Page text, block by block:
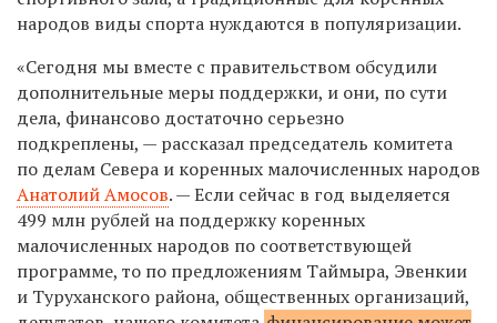
народов виды спорта нуждаются в популяризации.
«Сегодня мы вместе с правительством обсудили
дополнительные меры поддержки, и они, по сути
дела, финансово достаточно серьезно
подкреплены, — рассказал председатель комитета
по делам Севера и коренных малочисленных народов
Анатолий Амосов. — Если сейчас в год выделяется
499 млн рублей на поддержку коренных
малочисленных народов по соответствующей
программе, то по предложениям Таймыра, Эвенкии
и Туруханского района, общественных организаций,